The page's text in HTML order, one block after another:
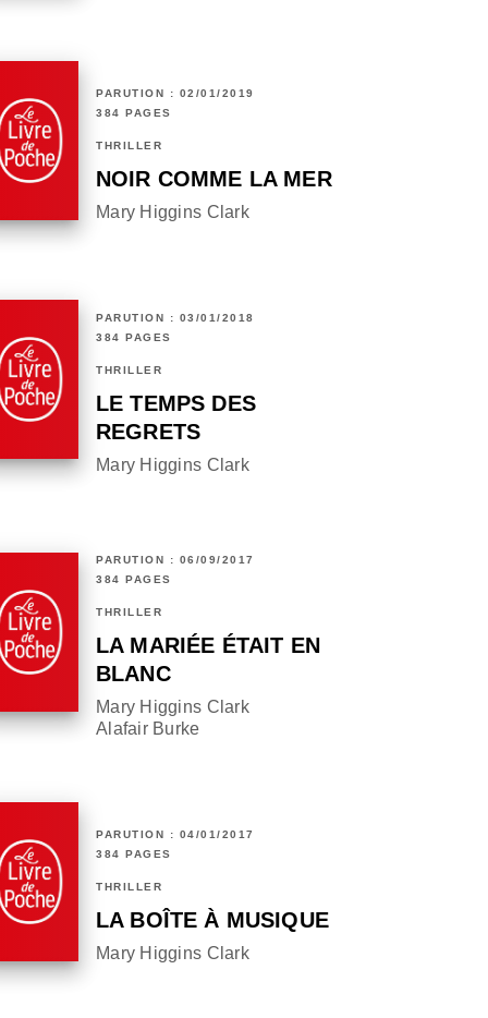
PARUTION : 02/01/2019
384 PAGES
THRILLER
NOIR COMME LA MER
Mary Higgins Clark
PARUTION : 03/01/2018
384 PAGES
THRILLER
LE TEMPS DES
REGRETS
Mary Higgins Clark
PARUTION : 06/09/2017
384 PAGES
THRILLER
LA MARIÉE ÉTAIT EN
BLANC
Mary Higgins Clark
Alafair Burke
PARUTION : 04/01/2017
384 PAGES
THRILLER
LA BOÎTE À MUSIQUE
Mary Higgins Clark